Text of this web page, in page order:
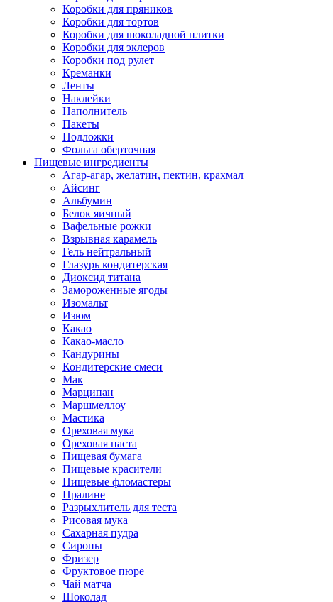
Коробки для пряников
Коробки для тортов
Коробки для шоколадной плитки
Коробки для эклеров
Коробки под рулет
Креманки
Ленты
Наклейки
Наполнитель
Пакеты
Подложки
Фольга оберточная
Пищевые ингредиенты
Агар-агар, желатин, пектин, крахмал
Айсинг
Альбумин
Белок яичный
Вафельные рожки
Взрывная карамель
Гель нейтральный
Глазурь кондитерская
Диоксид титана
Замороженные ягоды
Изомальт
Изюм
Какао
Какао-масло
Кандурины
Кондитерские смеси
Мак
Марципан
Маршмеллоу
Мастика
Ореховая мука
Ореховая паста
Пищевая бумага
Пищевые красители
Пищевые фломастеры
Пралине
Разрыхлитель для теста
Рисовая мука
Сахарная пудра
Сиропы
Фризер
Фруктовое пюре
Чай матча
Шоколад